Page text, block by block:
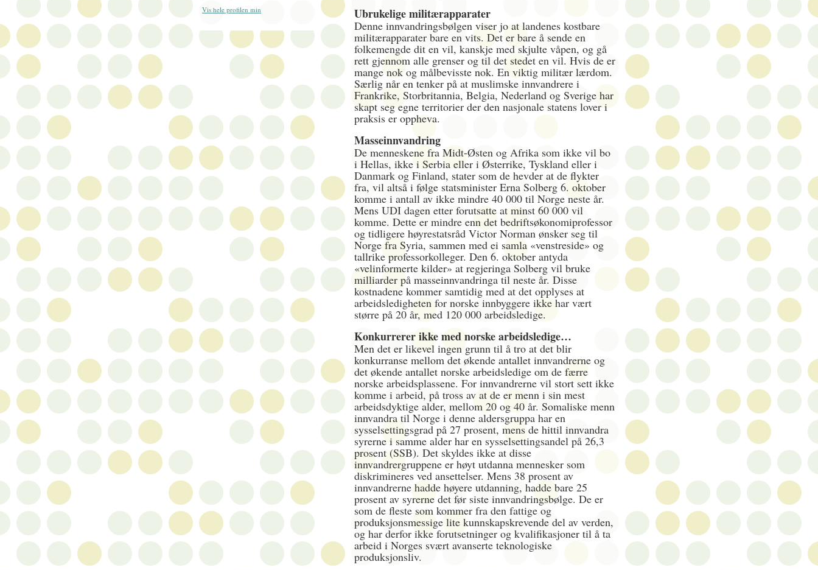
Ubrukelige militærapparater
Denne innvandringsbølgen viser jo at landenes kostbare
militærapparater bare en vits. Det er bare å sende en
folkemengde dit en vil, kanskje med skjulte våpen, og gå
rett gjennom alle grenser og til det stedet en vil. Hvis de er
mange nok og målbevisste nok. En viktig militær lærdom.
Særlig når en tenker på at muslimske innvandrere i
Frankrike, Storbritannia, Belgia, Nederland og Sverige har
skapt seg egne territorier der den nasjonale statens lover i
praksis er oppheva.
Masseinnvandring
De menneskene fra Midt-Østen og Afrika som ikke vil bo
i Hellas, ikke i Serbia eller i Østerrike, Tyskland eller i
Danmark og Finland, stater som de hevder at de flykter
fra, vil altså i følge statsminister Erna Solberg 6. oktober
komme i antall av ikke mindre 40 000 til Norge neste år.
Mens UDI dagen etter forutsatte at minst 60 000 vil
komme. Dette er mindre enn det bedriftsøkonomiprofessor
og tidligere høyrestatsråd Victor Norman ønsker seg til
Norge fra Syria, sammen med ei samla «venstreside» og
tallrike professorkolleger. Den 6. oktober antyda
«velinformerte kilder» at regjeringa Solberg vil bruke
milliarder på masseinnvandringa til neste år. Disse
kostnadene kommer samtidig med at det opplyses at
arbeidsledigheten for norske innbyggere ikke har vært
større på 20 år, med 120 000 arbeidsledige.
Konkurrerer ikke med norske arbeidsledige…
Men det er likevel ingen grunn til å tro at det blir
konkurranse mellom det økende antallet innvandrerne og
det økende antallet norske arbeidsledige om de færre
norske arbeidsplassene. For innvandrerne vil stort sett ikke
komme i arbeid, på tross av at de er menn i sin mest
arbeidsdyktige alder, mellom 20 og 40 år. Somaliske menn
innvandra til Norge i denne aldersgruppa har en
sysselsettingsgrad på 27 prosent, mens de hittil innvandra
syrerne i samme alder har en sysselsettingsandel på 26,3
prosent (SSB). Det skyldes ikke at disse
innvandrergruppene er høyt utdanna mennesker som
diskrimineres ved ansettelser. Mens 38 prosent av
innvandrerne hadde høyere utdanning, hadde bare 25
prosent av syrerne det før siste innvandringsbølge. De er
som de fleste som kommer fra den fattige og
produksjonsmessige lite kunnskapskrevende del av verden,
og har derfor ikke forutsetninger og kvalifikasjoner til å ta
arbeid i Norges svært avanserte teknologiske
produksjonsliv.
Vis hele profilen min